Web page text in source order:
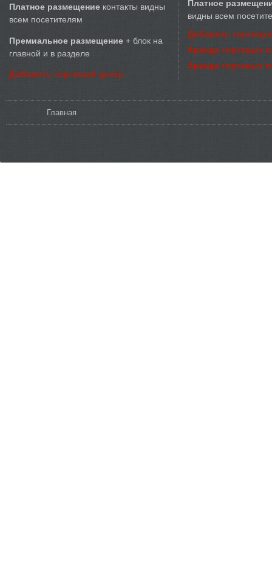
Платное размещение контакты видны
всем посетителям
Премиальное размещение + блок на
главной и в разделе
Добавить торговый центр
Платное
видны всем
Добавить
Аренда торговых
Аренда торговых
Главная